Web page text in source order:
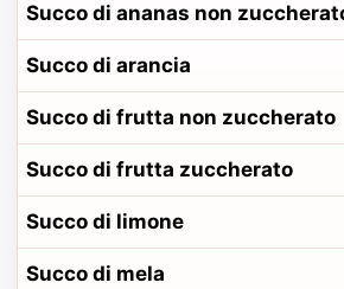
Succo di ananas non
Succo di arancia
Succo di frutta non zuccherato
Succo di frutta zuccherato
Succo di limone
Succo di mela